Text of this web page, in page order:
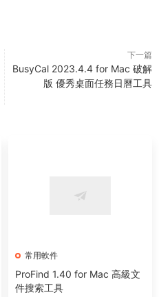
下一篇
BusyCal 2023.4.4 for Mac 破解
版 優秀桌面任務日曆工具
常用軟件
ProFind 1.40 for Mac 高級文
件搜索工具